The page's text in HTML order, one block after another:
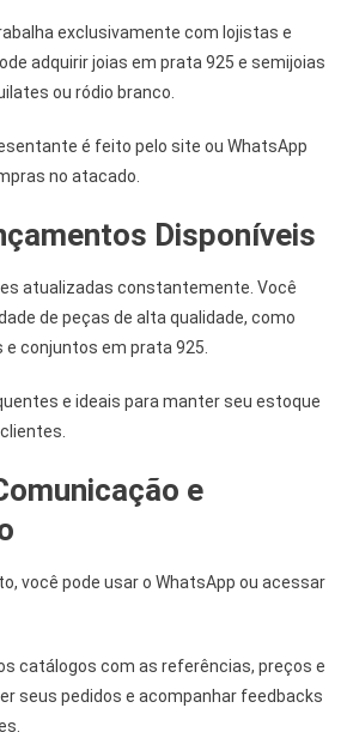
exclusivamente com lojistas e
adquirir joias em prata 925 e semijoias
ou ródio branco.
é feito pelo site ou WhatsApp
no atacado.
Disponíveis
atualizadas constantemente. Você
de peças de alta qualidade, como
e conjuntos em prata 925.
e ideais para manter seu estoque
e
você pode usar o WhatsApp ou acessar
catálogos com as referências, preços e
seus pedidos e acompanhar feedbacks